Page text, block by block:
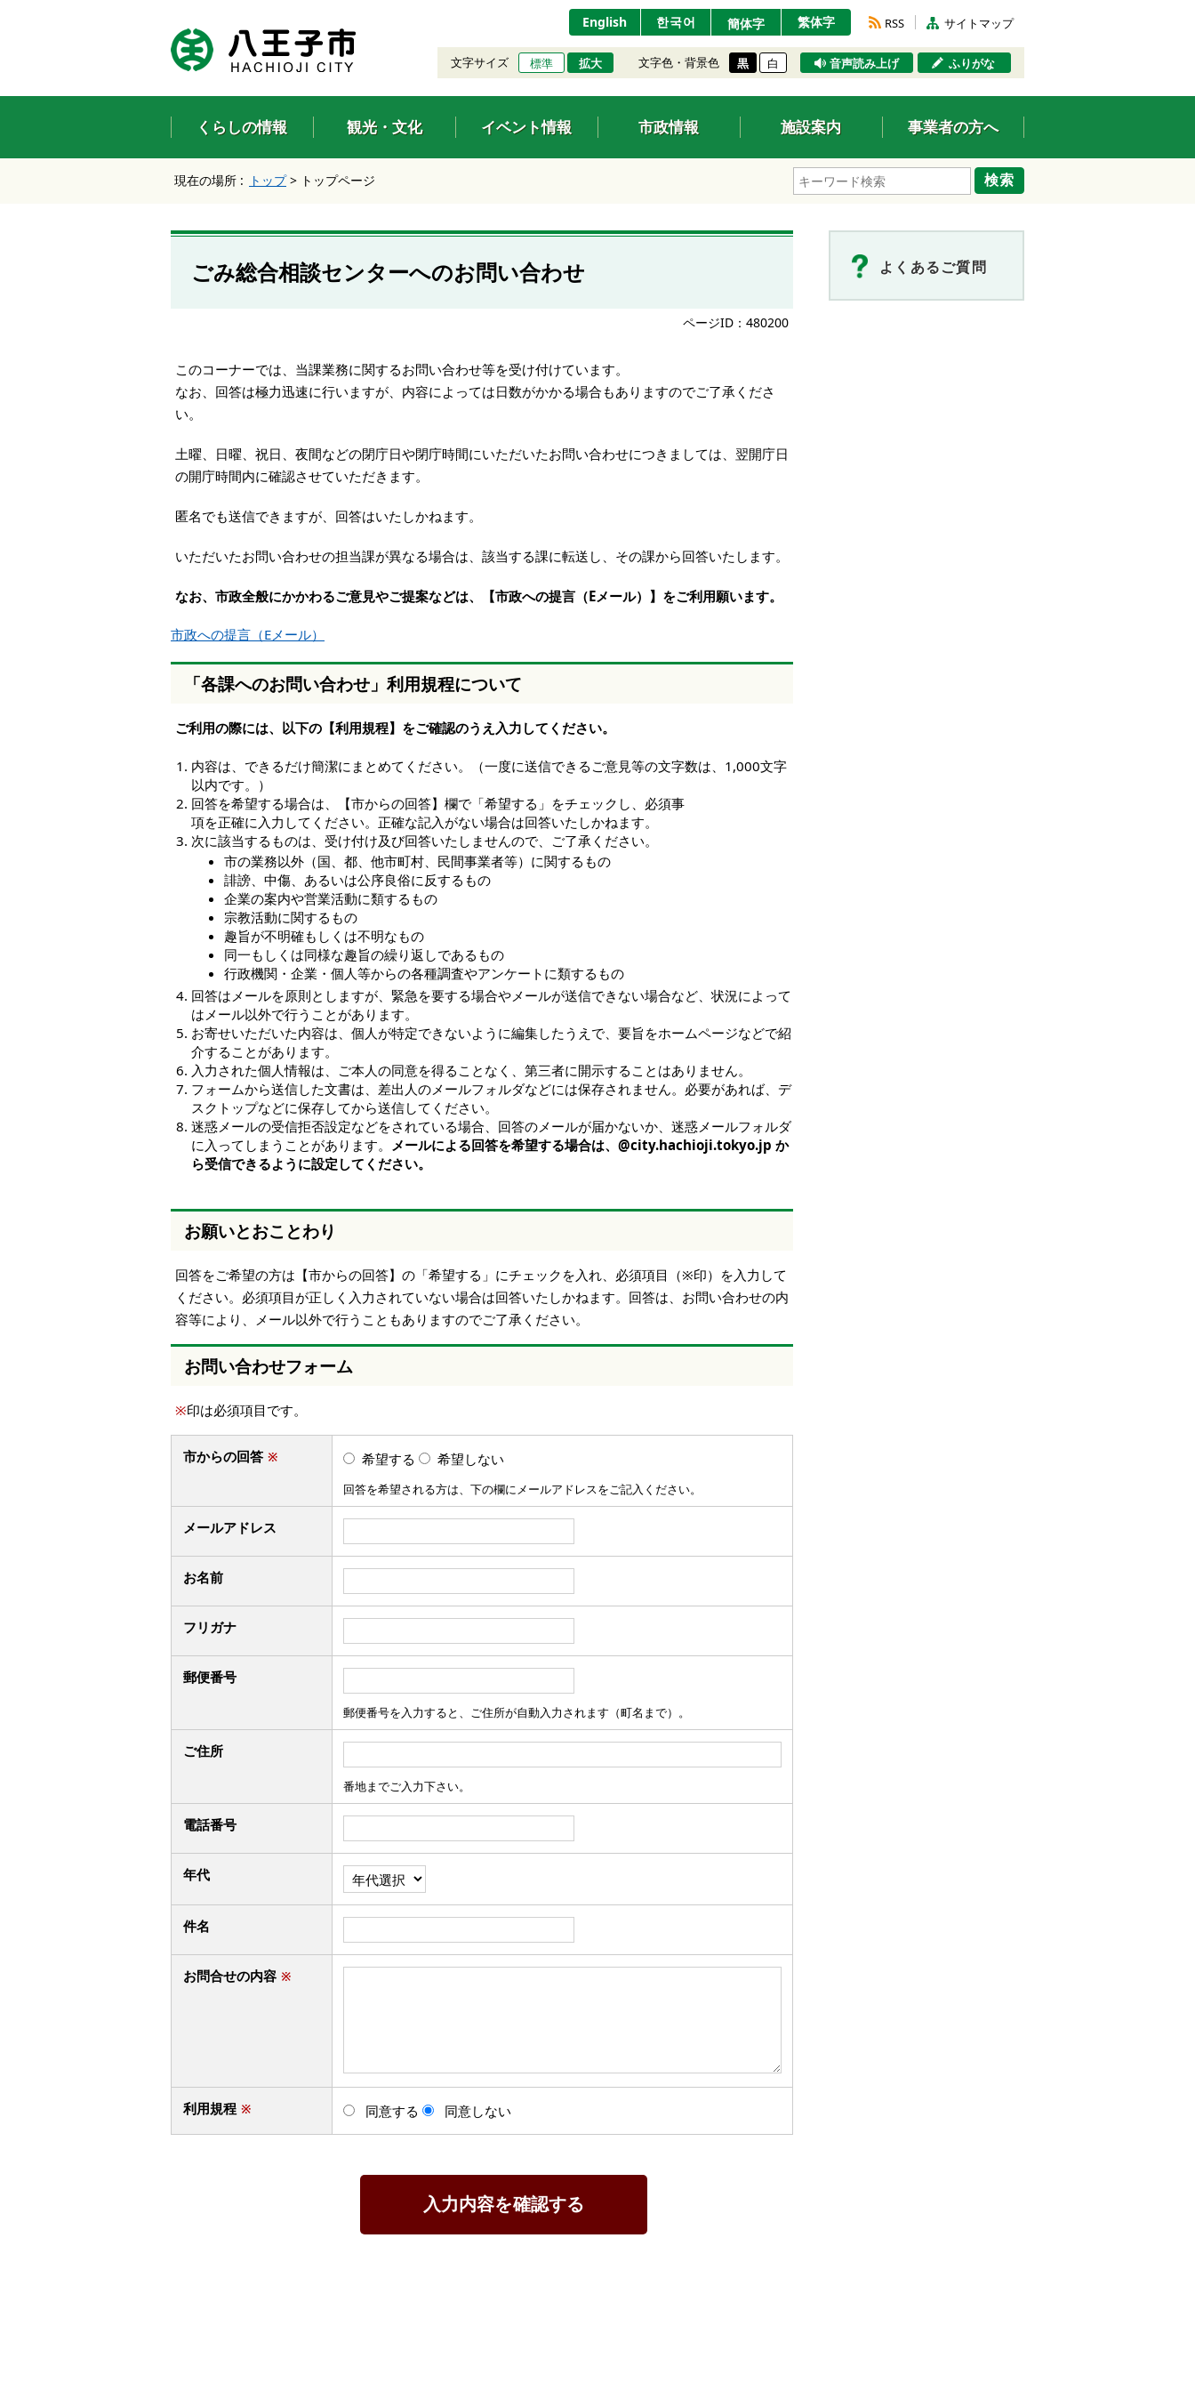
ン
タ
ー
キ
ナ
ビ
シ
し
て
本
へ
移
動
ま
English 한국어 簡体字 繁体字 RSS サイトマップ
文字サイズ 標準 拡大 文字色・背景色 黒 白 音声読み上げ ふりがな
くらしの情報 観光・文化 イベント情報 市政情報 施設案内 事業者の方へ
検索
現在の場所 : トップ> トップページ
ごみ総合相談センターへのお問い合わせ
ページID：480200
このコーナーでは、当課業務に関するお問い合わせ等を受け付けています。
なお、回答は極力迅速に行いますが、内容によっては日数がかかる場合もありますのでご了承くださ
い。
土曜、日曜、祝日、夜間などの閉庁日や閉庁時間にいただいたお問い合わせにつきましては、翌開庁日
の開庁時間内に確認させていただきます。
匿名でも送信できますが、回答はいたしかねます。
いただいたお問い合わせの担当課が異なる場合は、該当する課に転送し、その課から回答いたします。
なお、市政全般にかかわるご意見やご提案などは、【市政への提言（Eメール）】をご利用願います。
市政への提言（Eメール）
「各課へのお問い合わせ」利用規程について
ご利用の際には、以下の【利用規程】をご確認のうえ入力してください。
内容は、できるだけ簡潔にまとめてください。（一度に送信できるご意見等の文字数は、1,000文字
以内です。）
回答を希望する場合は、【市からの回答】欄で「希望する」をチェックし、必須事
項を正確に入力してください。正確な記入がない場合は回答いたしかねます。
次に該当するものは、受け付け及び回答いたしませんので、ご了承ください。
市の業務以外（国、都、他市町村、民間事業者等）に関するもの
誹謗、中傷、あるいは公序良俗に反するもの
企業の案内や営業活動に類するもの
宗教活動に関するもの
趣旨が不明確もしくは不明なもの
同一もしくは同様な趣旨の繰り返しであるもの
行政機関・企業・個人等からの各種調査やアンケートに類するもの
回答はメールを原則としますが、緊急を要する場合やメールが送信できない場合など、状況によって
はメール以外で行うことがあります。
お寄せいただいた内容は、個人が特定できないように編集したうえで、要旨をホームページなどで紹
介することがあります。
入力された個人情報は、ご本人の同意を得ることなく、第三者に開示することはありません。
フォームから送信した文書は、差出人のメールフォルダなどには保存されません。必要があれば、デ
スクトップなどに保存してから送信してください。
迷惑メールの受信拒否設定などをされている場合、回答のメールが届かないか、迷惑メールフォルダ
に入ってしまうことがあります。 メールによる回答を希望する場合は、@city.hachioji.tokyo.jp か
ら受信できるように設定してください。
お願いとおことわり
回答をご希望の方は【市からの回答】の「希望する」にチェックを入れ、必須項目（※印）を入力して
ください。必須項目が正しく入力されていない場合は回答いたしかねます。回答は、お問い合わせの内
容等により、メール以外で行うこともありますのでご了承ください。
お問い合わせフォーム
※印は必須項目です。
市からの回答 ※ 希望する 希望しない
回答を希望される方は、下の欄にメールアドレスをご記入ください。
メールアドレス
お名前
フリガナ
郵便番号
郵便番号を入力すると、ご住所が自動入力されます（町名まで）。
ご住所
番地までご入力下さい。
電話番号
年代
件名
お問合せの内容 ※
利用規程 ※ 同意する 同意しない
入力内容を確認する
よくあるご質問